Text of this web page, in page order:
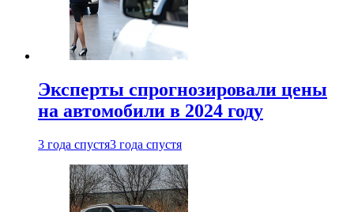
Эксперты спрогнозировали цены
на автомобили в 2024 году
3 года спустя3 года спустя